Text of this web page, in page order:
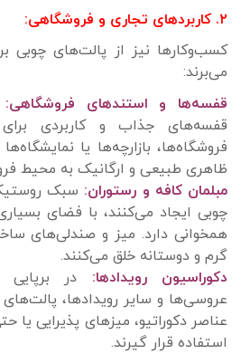
۲. کاربردهای تجاری و فروشگاهی:
کسب‌وکارها نیز از پالت‌های چوبی
می‌برند:
قفسه‌ها و استندهای فروشگاهی:
قفسه‌های جذاب و کاربردی
فروشگاه‌ها، بازارچه‌ها یا
ظاهری طبیعی و ارگانیک به محیط
مبلمان کافه و رستوران: سبک
چوبی ایجاد می‌کنند، با فضای
همخوانی دارد. میز و صندلی‌های
گرم و دوستانه خلق می‌کنند.
دکوراسیون رویدادها: در برپایی
عروسی‌ها و سایر رویدادها،
عناصر دکوراتیو، میزهای پذیرایی
استفاده قرار گیرند.